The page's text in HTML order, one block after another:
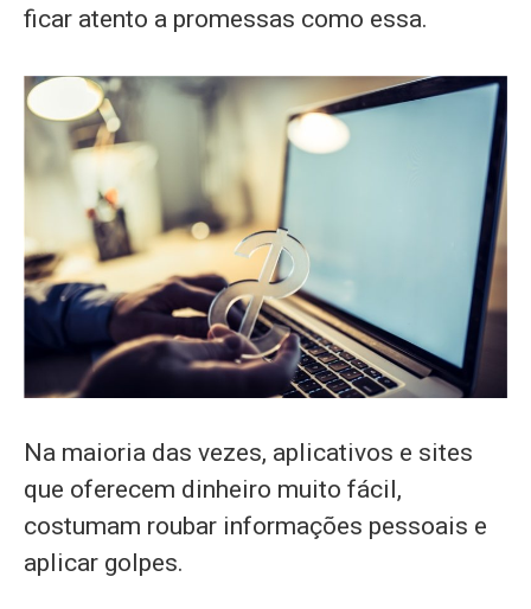
ficar atento a promessas como essa.
Na maioria das vezes, aplicativos e sites
que oferecem dinheiro muito fácil,
costumam roubar informações pessoais e
aplicar golpes.